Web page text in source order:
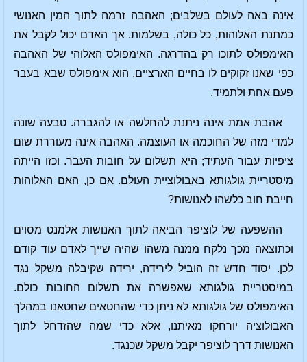
אינה באה לעולם בשלבים; האהבה זרמה לתוך המין האנושי
כמתנת האלוהות, כל כולה, בשלמות. אך האדם יכול לקבל את
האימפולס לתוכו רק בהדרגה. האימפולס האלוהי של האהבה
כפי שאנו זקוקים לו בחיים הארציים, הוא אימפולס שבא בעבר
פעם אחת ולתמיד.
אהבת אמת אינה ניתנת להחלשה או להגברה. טבעה שונה
למדי מזה של החוכמה או העוצמה. האהבה אינה מעוררת שום
ציפיות עבור העתיד; היא תשלום על חובות העבר. וכזו הייתה
מיסטריית גולגותא באבולוציית העולם. אם כן, האם האלוהות
חייבת חוב כלשהו לאנושות?
ההשפעה של לוציפר הביאה לתוך האנושות אלמנט מסוים
וכתוצאה מכך נלקח ממנה משהו שהיה שייך לאדם עוד קודם
לכן. יסוד חדש זה הוביל לירידה, ירידה שקיבלה משקל נגד
במיסטריית גולגותא שאפשרה את תשלום החובות כולם.
האימפולס של גולגותא לא ניתן כדי שהחטאים שחטאנו במהלך
האבולוציה יורחקו מאיתנו, אלא כדי שמה שהזדחל לתוך
האנושות דרך לוציפר יקבל משקל שכנגד.